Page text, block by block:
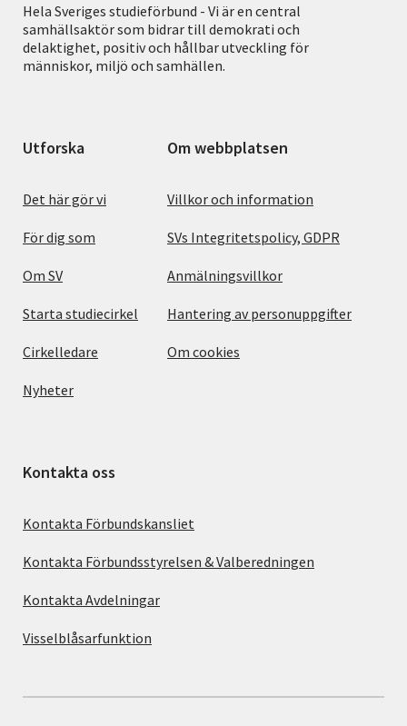
Hela Sveriges studieförbund - Vi är en central
samhällsaktör som bidrar till demokrati och
delaktighet, positiv och hållbar utveckling för
människor, miljö och samhällen.
Utforska
Det här gör vi
För dig som
Om SV
Starta studiecirkel
Cirkelledare
Nyheter
Om webbplatsen
Villkor och information
SVs Integritetspolicy, GDPR
Anmälningsvillkor
Hantering av personuppgifter
Om cookies
Kontakta oss
Kontakta Förbundskansliet
Kontakta Förbundsstyrelsen & Valberedningen
Kontakta Avdelningar
Visselblåsarfunktion